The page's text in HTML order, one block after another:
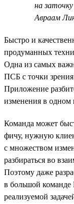
на
Авраам
Быстро и
продуманных
Одна из самых
ПСБ с точки
Приложение
изменения в одном
Команда может
фичу, нужную
с множеством
разбираться во
Поэтому даже
в большой команде
реализуемой